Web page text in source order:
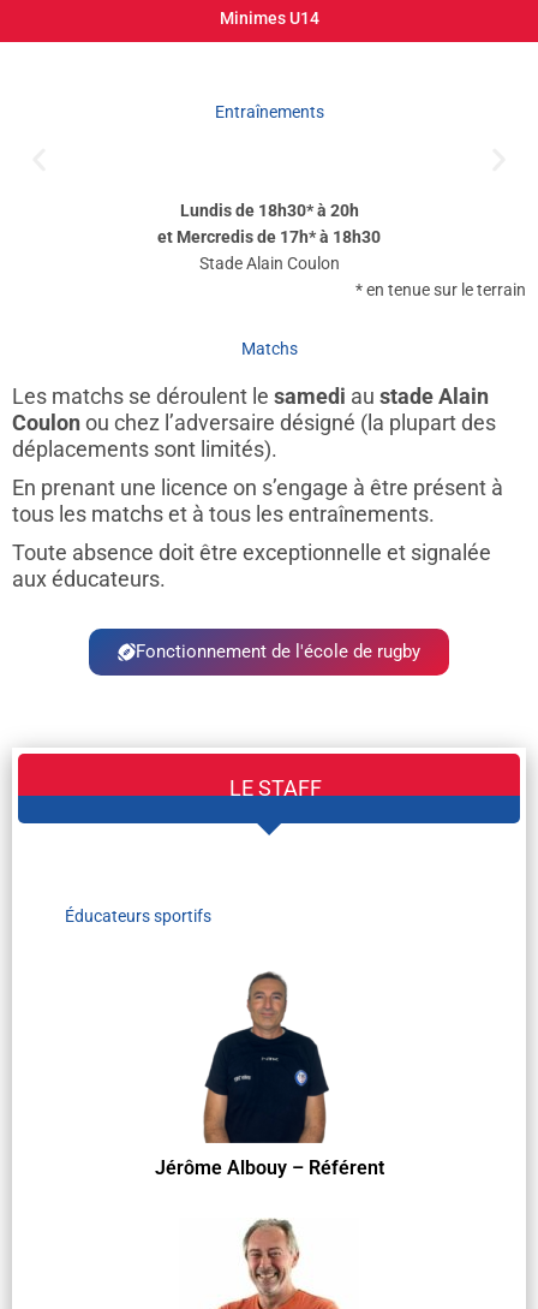
Minimes U14
Entraînements
Lundis de 18h30* à 20h
et Mercredis de 17h* à 18h30
Stade Alain Coulon
* en tenue sur le terrain
Matchs
Les matchs se déroulent le samedi au stade Alain
Coulonou chez l’adversaire désigné (la plupart des
déplacements sont limités).
En prenant une licence on s’engage à être présent à
tous les matchs et à tous les entraînements.
Toute absence doit être exceptionnelle et signalée
aux éducateurs.
Fonctionnement de l'école de rugby
LE STAFF
Éducateurs sportifs
Jérôme Albouy – Référent